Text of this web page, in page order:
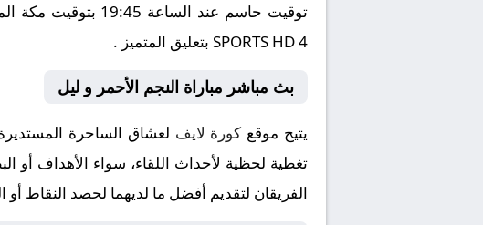
SPORTS HD 4 بتعليق المتميز .
بث مباشر مباراة النجم الأحمر و ليل
يتيح موقع كورة لايف لعشاق الساحرة
تغطية لحظية لأحداث اللقاء، سواء الأهداف أو
الفريقان لتقديم أفضل ما لديهما لحصد النقاط أو